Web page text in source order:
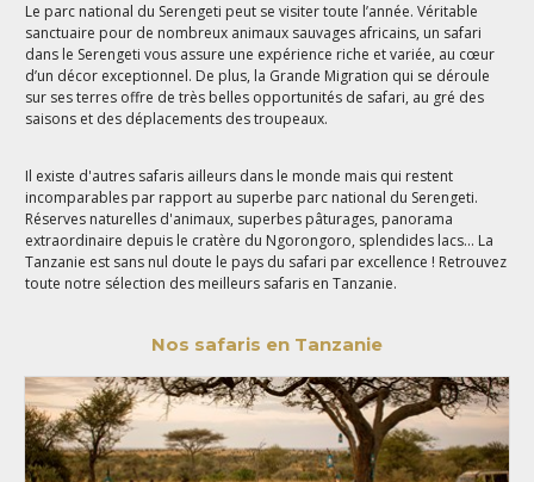
Le parc national du Serengeti peut se visiter toute l’année. Véritable
sanctuaire pour de nombreux animaux sauvages africains, un safari
dans le Serengeti vous assure une expérience riche et variée, au cœur
d’un décor exceptionnel. De plus, la Grande Migration qui se déroule
sur ses terres offre de très belles opportunités de safari, au gré des
saisons et des déplacements des troupeaux.
Il existe d'autres safaris ailleurs dans le monde mais qui restent
incomparables par rapport au superbe parc national du Serengeti.
Réserves naturelles d'animaux, superbes pâturages, panorama
extraordinaire depuis le cratère du Ngorongoro, splendides lacs... La
Tanzanie est sans nul doute le pays du safari par excellence ! Retrouvez
toute notre sélection des meilleurs safaris en Tanzanie.
Nos safaris en Tanzanie